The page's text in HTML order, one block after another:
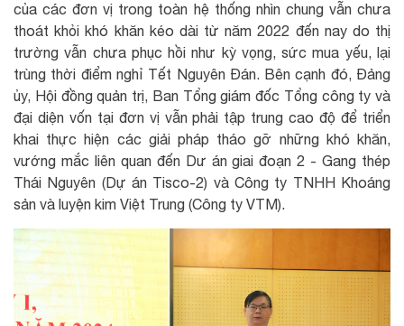
của các đơn vị trong toàn hệ thống nhìn chung vẫn chưa
thoát khỏi khó khăn kéo dài từ năm 2022 đến nay do thị
trường vẫn chưa phục hồi như kỳ vọng, sức mua yếu, lại
trùng thời điểm nghỉ Tết Nguyên Đán. Bên cạnh đó, Đảng
ủy, Hội đồng quản trị, Ban Tổng giám đốc Tổng công ty và
đại diện vốn tại đơn vị vẫn phải tập trung cao độ để triển
khai thực hiện các giải pháp tháo gỡ những khó khăn,
vướng mắc liên quan đến Dư án giai đoạn 2 - Gang thép
Thái Nguyên (Dự án Tisco-2) và Công ty TNHH Khoáng
sản và luyện kim Việt Trung (Công ty VTM).